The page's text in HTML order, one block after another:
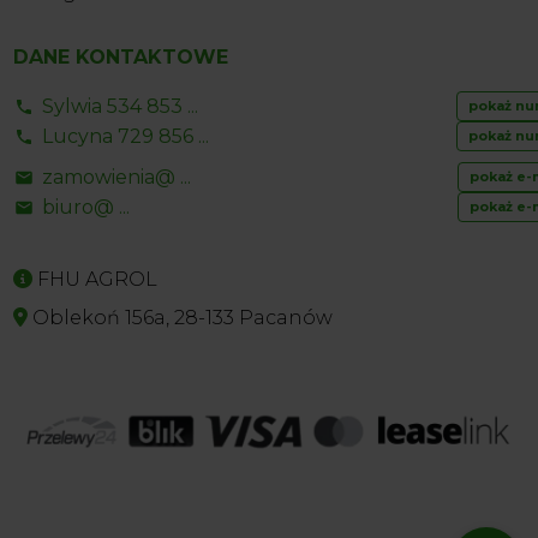
DANE KONTAKTOWE
Sylwia 534 853 ... pokaż
Lucyna 729 856 ... pokaż
zamowienia@ ... pokaż e-
biuro@ ... pokaż e-
FHU AGROL
Oblekoń 156a, 28-133 Pacanów